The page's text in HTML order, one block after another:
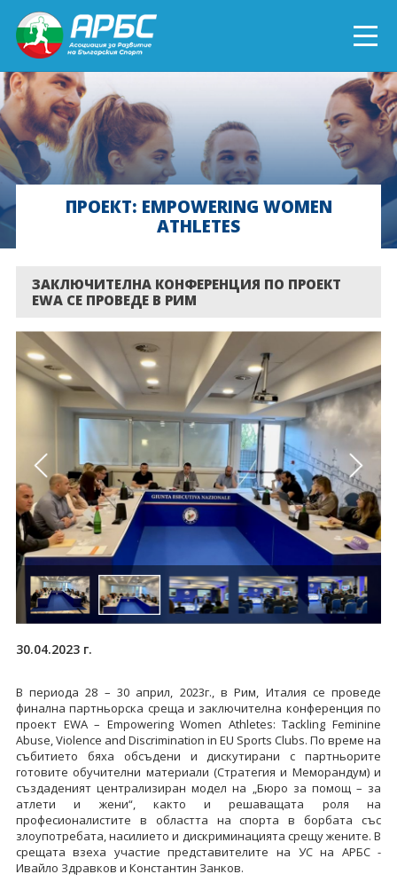
ENGLISH
СПОРТ БЛИЗО ДО ТЕБ
ТЕКУЩИ ПРОЕКТИ
ОНЛАЙН ОБУЧЕНИЯ
ПРОЕКТ: EMPOWERING WOMEN
ATHLETES
ЗАКЛЮЧИТЕЛНА КОНФЕРЕНЦИЯ ПО ПРОЕКТ
EWA СЕ ПРОВЕДЕ В РИМ
30.04.2023 г.
В периода 28 – 30 април, 2023г., в Рим, Италия се проведе
финална партньорска среща и заключителна конференция по
проект EWA – Empowering Women Athletes: Tackling Feminine
Abuse, Violence and Discrimination in EU Sports Clubs. По време на
събитието бяха обсъдени и дискутирани с партньорите
готовите обучителни материали (Стратегия и Меморандум) и
създаденият централизиран модел на „Бюро за помощ – за
атлети и жени“, както и решаващата роля на
професионалистите в областта на спорта в борбата със
злоупотребата, насилието и дискриминацията срещу жените. В
срещата взеха участие представителите на УС на АРБС -
Ивайло Здравков и Константин Занков.